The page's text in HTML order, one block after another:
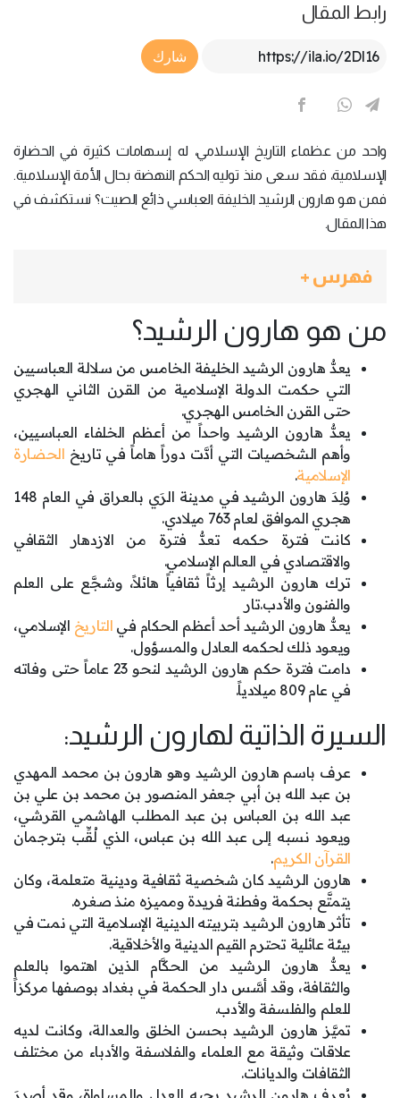
رابط المقال
Article Link
شارك
واحد من عظماء التاريخ الإسلامي، له إسهامات كثيرة في الحضارة
الإسلامية، فقد سعى منذ توليه الحكم النهضة بحال الأمة الإسلامية.
فمن هو هارون الرشيد الخليفة العباسي ذائع الصيت؟ نستكشف في
هذا المقال.
فهرس +
من هو هارون الرشيد؟
يعدُّ هارون الرشيد الخليفة الخامس من سلالة العباسيين
التي حكمت الدولة الإسلامية من القرن الثاني الهجري
حتى القرن الخامس الهجري.
يعدُّ هارون الرشيد واحداً من أعظم الخلفاء العباسيين،
وأهم الشخصيات التي أدَّت دوراً هاماً في تاريخ الحضارة
الإسلامية.
وُلِدَ هارون الرشيد في مدينة الرَي بالعراق في العام 148
هجري الموافق لعام 763 ميلادي.
كانت فترة حكمه تعدُّ فترة من الازدهار الثقافي
والاقتصادي في العالم الإسلامي.
ترك هارون الرشيد إرثاً ثقافياً هائلاً، وشجَّع على العلم
والفنون والأدب.تار
يعدُّ هارون الرشيد أحد أعظم الحكام في التاريخ الإسلامي،
ويعود ذلك لحكمه العادل والمسؤول.
دامت فترة حكم هارون الرشيد لنحو 23 عاماً حتى وفاته
في عام 809 ميلادياً.
السيرة الذاتية لهارون الرشيد:
عرف باسم هارون الرشيد وهو هارون بن محمد المهدي
بن عبد الله بن أبي جعفر المنصور بن محمد بن علي بن
عبد الله بن العباس بن عبد المطلب الهاشمي القرشي،
ويعود نسبه إلى عبد الله بن عباس، الذي لُقِّب بترجمان
القرآن الكريم.
هارون الرشيد كان شخصية ثقافية ودينية متعلمة، وكان
يتمتَّع بحكمة وفطنة فريدة ومميزه منذ صغره.
تأثر هارون الرشيد بتربيته الدينية الإسلامية التي نمت في
بيئة عائلية تحترم القيم الدينية والأخلاقية.
يعدُّ هارون الرشيد من الحكَّام الذين اهتموا بالعلم
والثقافة، وقد أسَّس دار الحكمة في بغداد بوصفها مركزاً
للعلم والفلسفة والأدب.
تميَّز هارون الرشيد بحسن الخلق والعدالة، وكانت لديه
علاقات وثيقة مع العلماء والفلاسفة والأدباء من مختلف
الثقافات والديانات.